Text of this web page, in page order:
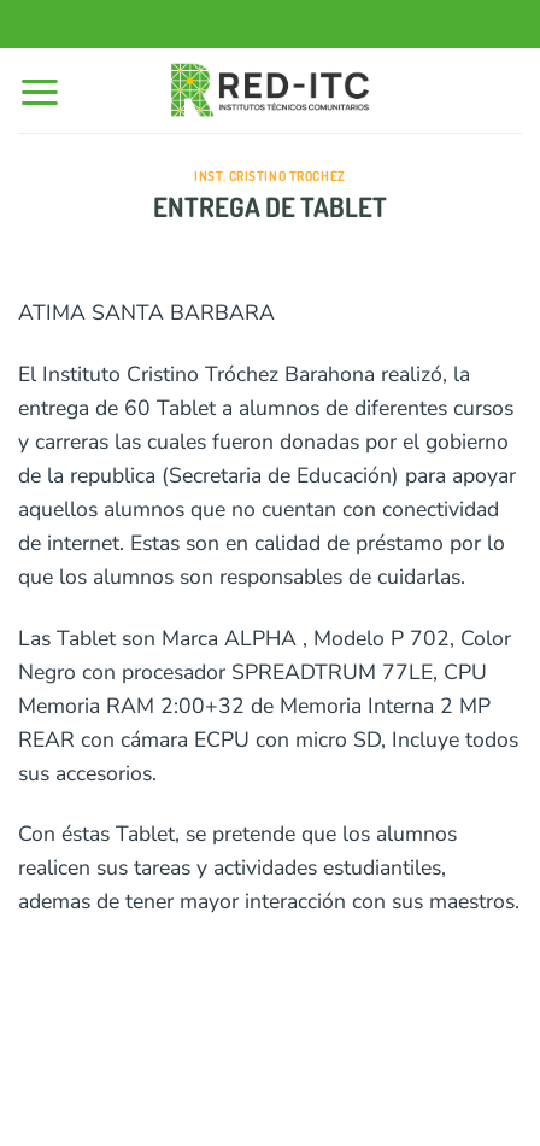
al
contenido
INST. CRISTINO TROCHEZ
ENTREGA DE TABLET
ATIMA SANTA BARBARA
El Instituto Cristino Tróchez Barahona realizó, la
entrega de 60 Tablet a alumnos de diferentes cursos
y carreras las cuales fueron donadas por el gobierno
de la republica (Secretaria de Educación) para apoyar
aquellos alumnos que no cuentan con conectividad
de internet. Estas son en calidad de préstamo por lo
que los alumnos son responsables de cuidarlas.
Las Tablet son Marca ALPHA , Modelo P 702, Color
Negro con procesador SPREADTRUM 77LE, CPU
Memoria RAM 2:00+32 de Memoria Interna 2 MP
REAR con cámara ECPU con micro SD, Incluye todos
sus accesorios.
Con éstas Tablet, se pretende que los alumnos
realicen sus tareas y actividades estudiantiles,
ademas de tener mayor interacción con sus maestros.